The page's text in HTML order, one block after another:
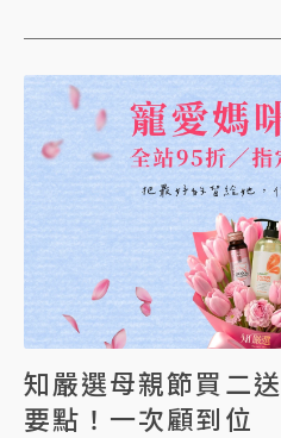
知嚴選母親節買二
要點！一次顧到位